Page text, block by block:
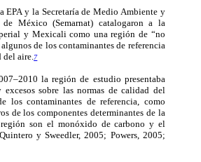
EPA y la Secretaría de Medio Ambiente y
de México (Semarnat) catalogaron a la
y Mexicali como una región de “no
de los contaminantes de referencia
aire. 7
la región de estudio presentaba
sobre las normas de calidad del
los contaminantes de referencia, como
de los componentes determinantes de la
son el monóxido de carbono y el
y Sweedler, 2005; Powers, 2005;